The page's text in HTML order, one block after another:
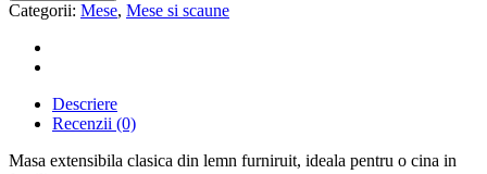
Categorii: Mese, Mese si scaune
Descriere
Recenzii (0)
Masa extensibila clasica din lemn furniruit, ideala pentru o cina in